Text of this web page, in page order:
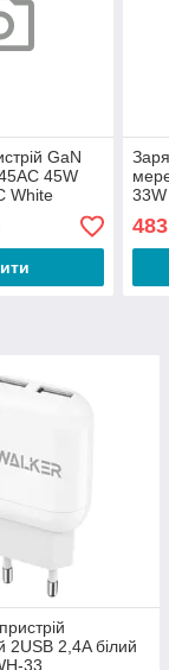
GaN
45W
White
483
2USB 2,4A білий
33